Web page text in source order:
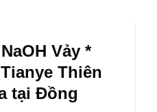
Vảy *
Thiên
tại Đồng